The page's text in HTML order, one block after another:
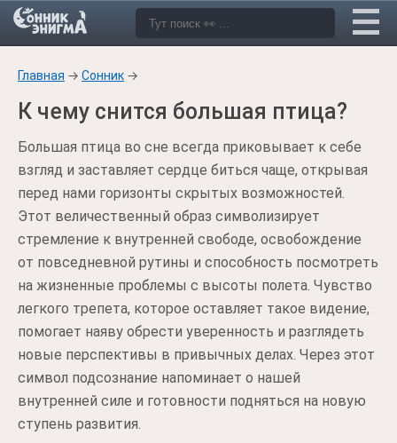
Главная → Сонник →
К чему снится большая птица?
Большая птица во сне всегда приковывает к себе
взгляд и заставляет сердце биться чаще, открывая
перед нами горизонты скрытых возможностей.
Этот величественный образ символизирует
стремление к внутренней свободе, освобождение
от повседневной рутины и способность посмотреть
на жизненные проблемы с высоты полета. Чувство
легкого трепета, которое оставляет такое видение,
помогает наяву обрести уверенность и разглядеть
новые перспективы в привычных делах. Через этот
символ подсознание напоминает о нашей
внутренней силе и готовности подняться на новую
ступень развития.